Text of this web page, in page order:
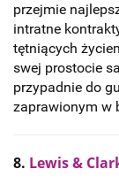
przejmie
intratne
tętniących
swej prostocie
przypadnie do
zaprawionym w
8. Lewis &